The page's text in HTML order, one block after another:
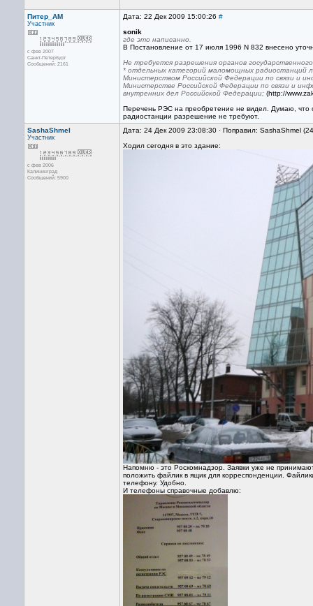
Питер_AM
Участник
с фев 2007
Санкт-Петербург
Сообщений: 2161
Дата: 22 Дек 2009 15:00:26 #
sonik
где это написанно.
В Постановление от 17 июля 1996 N 832 внесено
Не требуется разрешения органов
* отдельных категорий маломощных радиостанций
Министерством Российской Федерации по связи и
Министерстве Российской Федерации по связи и
внутренних дел Российской Федерации; (http://
Перечень РЭС на преобретение не видел. Думаю, что
радиостанции разрешение не требуют.
SashaShmel
Участник
с фев 2006
Калининград
Сообщений: 5900
Дата: 24 Дек 2009 23:08:30 · Поправил: SashaShmel
Ходил сегодня в это здание:
Напомню - это Роскомнадзор. Заявки уже не
положить файлик в ящик для корреспонденции.
телефону. Удобно.
И телефоны справочные добавлю: